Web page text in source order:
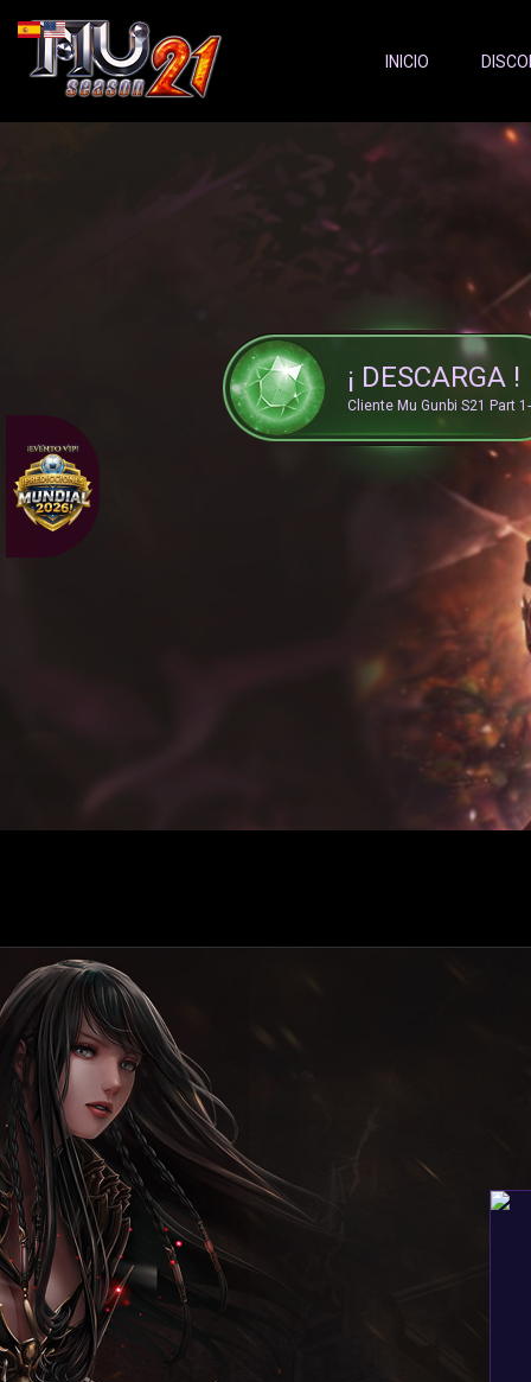
INICIO
¡ DESCARGA !
Cliente Mu Gunbi S21 Part